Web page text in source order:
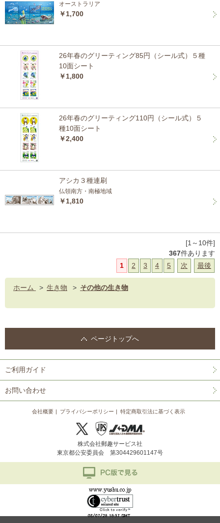
オーストラリア
￥1,700
26年春のグリーティング85円（シール式）５種
10面シート
￥1,800
26年春のグリーティング110円（シール式）５
種10面シート
￥2,400
アシカ３種連刷
仏領南方・南極地域
￥1,810
[1～10件]
367件あります
1
2 3 4 5 次 最後
ホーム > 生き物 > その他の生き物
ページトップへ
ご利用ガイド
お問い合わせ
会社概要 プライバシーポリシー 特定商取引法に基づく表示
株式会社郵趣サービス社
東京都公安委員会 第304429601147号